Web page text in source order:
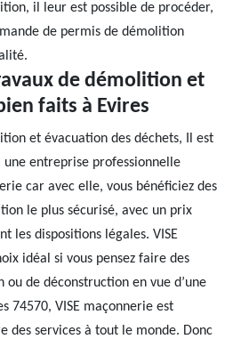
il leur est possible de procéder,
de permis de démolition
de démolition et
faits à Evires
et évacuation des déchets, Il est
une entreprise professionnelle
car avec elle, vous bénéficiez des
le plus sécurisé, avec un prix
les dispositions légales. VISE
idéal si vous pensez faire des
de déconstruction en vue d’une
74570, VISE maçonnerie est
des services à tout le monde. Donc